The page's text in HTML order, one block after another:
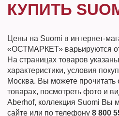
КУПИТЬ
Цены на Suomi в интернет-
«ОСТМАРКЕТ» варьируются
На страницах товаров
характеристики, условия
Москва. Вы можете прочитать
товарах, посмотреть фото и
Aberhof, коллекция Suomi Вы
сайте или по телефону 8 800